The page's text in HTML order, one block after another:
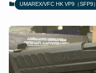
UMAREX/VFC HK VP9（SFP9）